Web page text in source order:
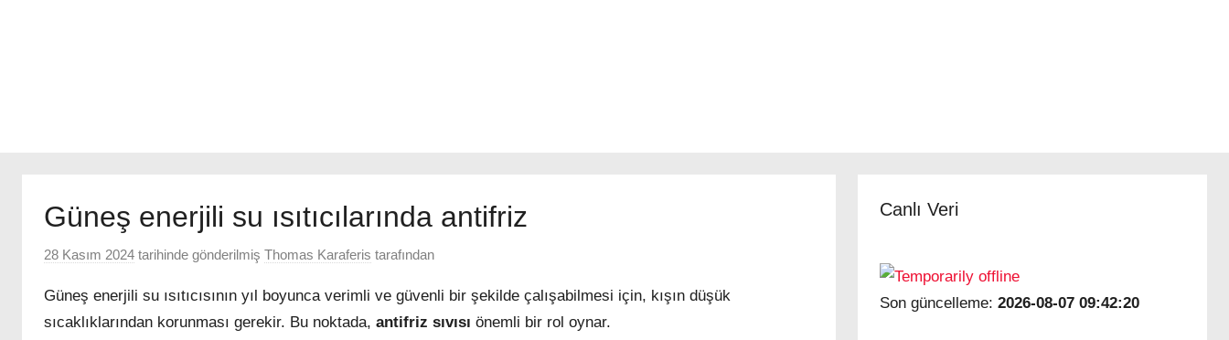
Güneş enerjili su ısıtıcılarında antifriz
28 Kasım 2024 tarihinde gönderilmiş Thomas Karaferis tarafından
Güneş enerjili su ısıtıcısının yıl boyunca verimli ve güvenli bir şekilde çalışabilmesi için, kışın düşük
sıcaklıklarından korunması gerekir. Bu noktada, antifriz sıvısı önemli bir rol oynar.
Canlı Veri
Son güncelleme:2026-08-07 09:42:20